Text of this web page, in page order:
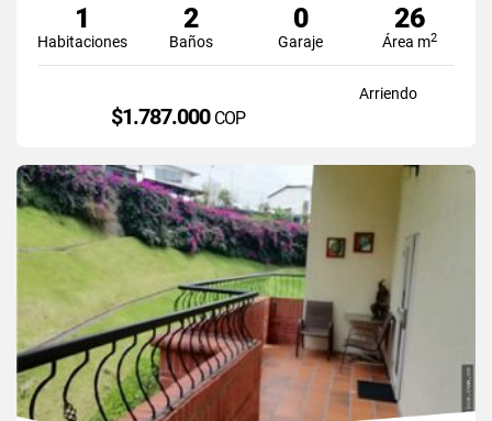
1
Habitaciones
2
Baños
0
Garaje
26
Área m2
Arriendo
$1.787.000 COP